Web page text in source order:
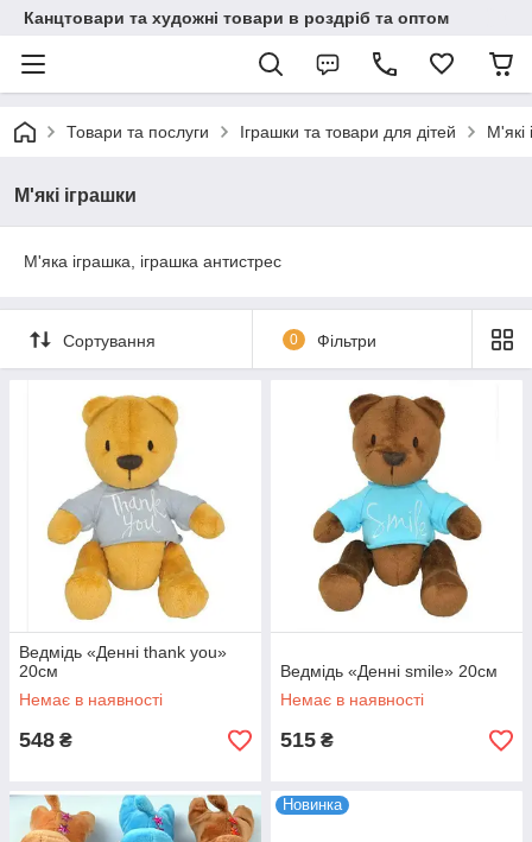
Канцтовари та художні товари в роздріб та оптом
Товари та послуги Іграшки та товари для дітей М'які
М'які іграшки
М'яка іграшка, іграшка антистрес
Сортування 0 Фільтри
Ведмідь «Денні thank you»
20см
Немає в наявності
548 ₴
Ведмідь «Денні smile» 20см
Немає в наявності
515 ₴
Новинка